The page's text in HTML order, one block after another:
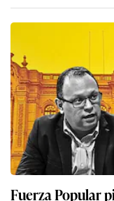
Fuerza Popular